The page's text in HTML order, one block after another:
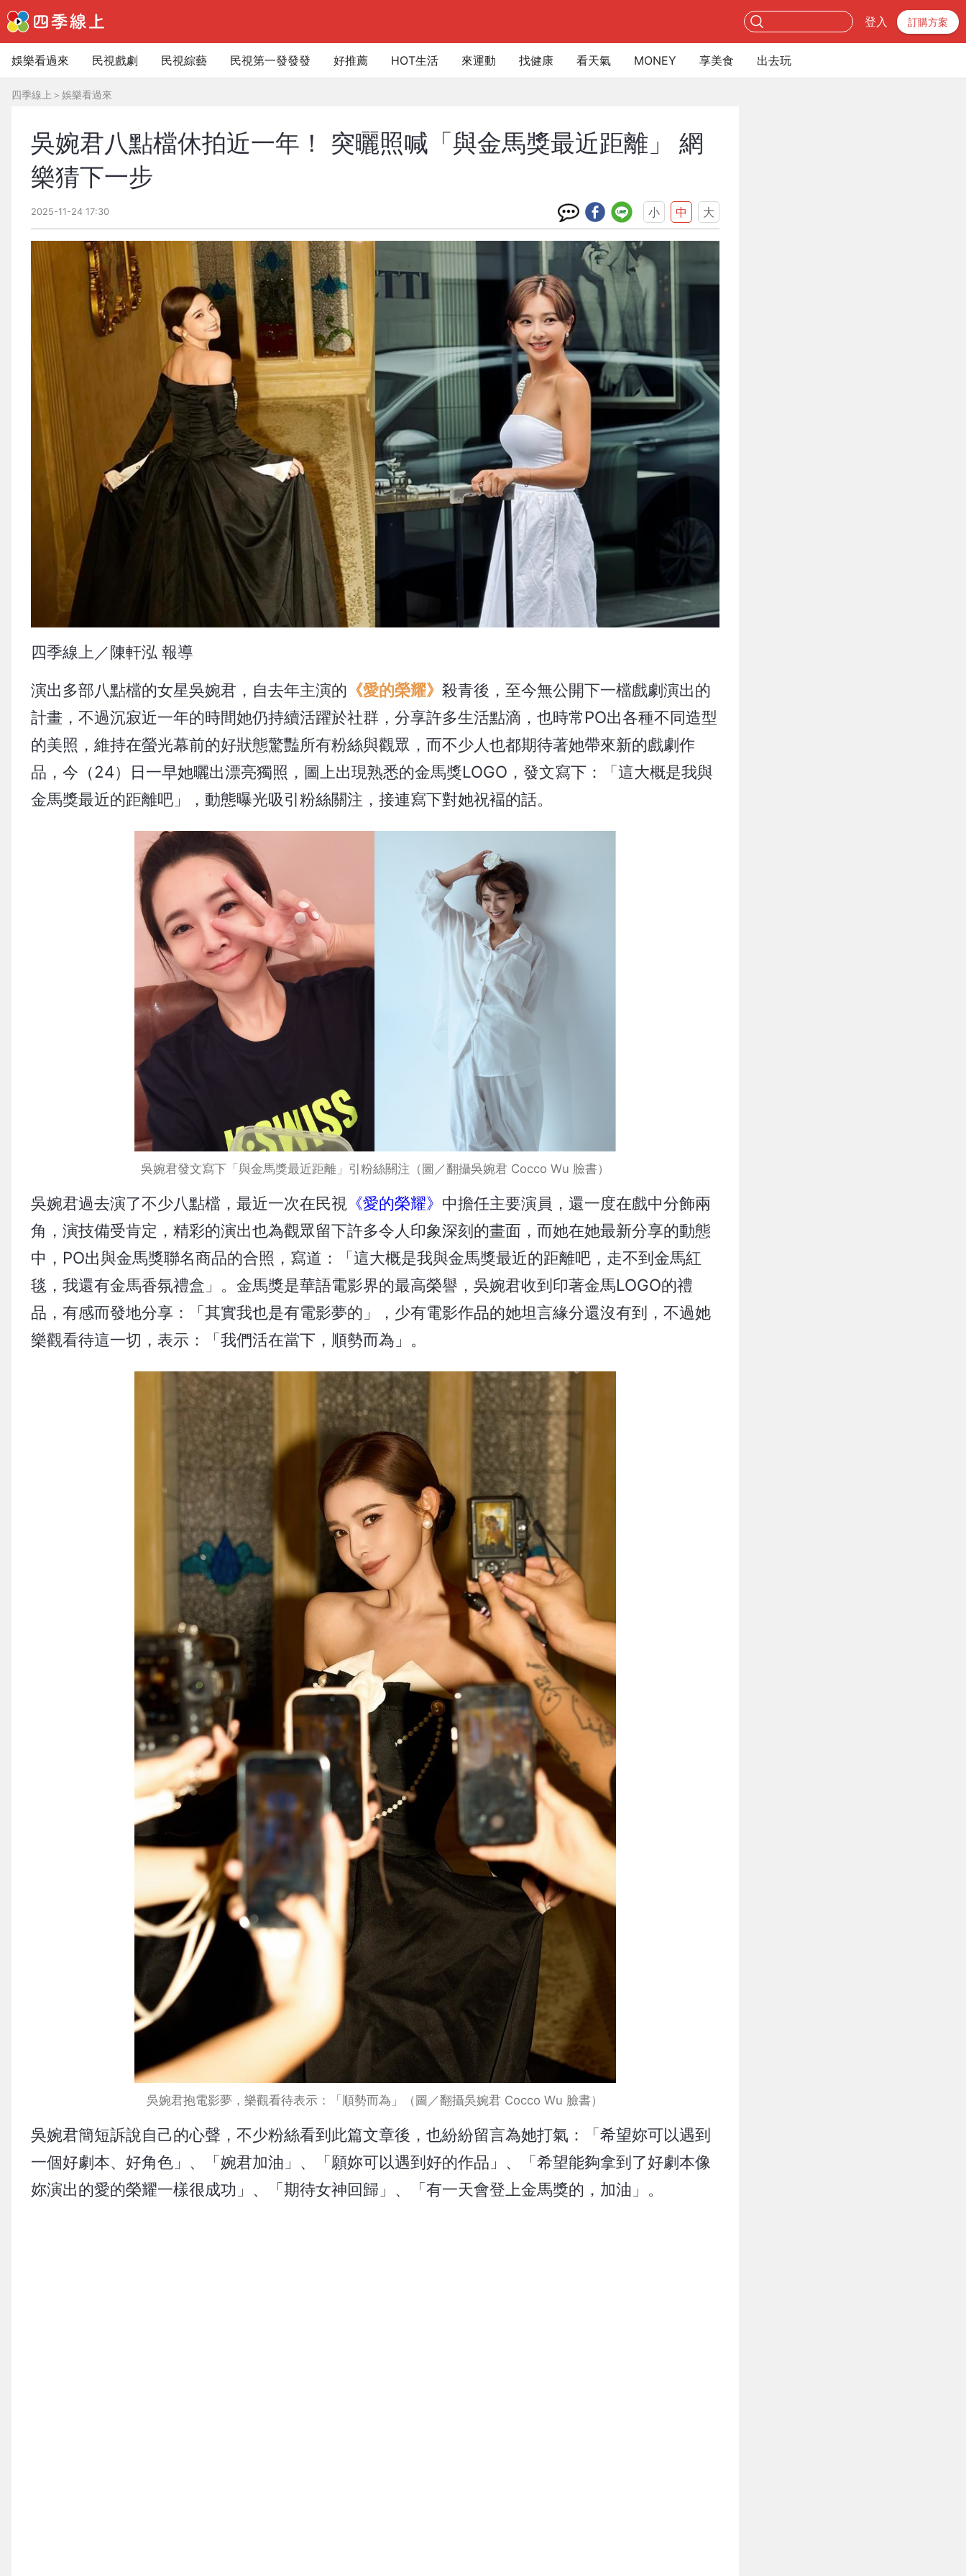
登入 訂購方案
娛樂看過來 民視戲劇 民視綜藝 民視第一發發發 好推薦 HOT生活 來運動 找健康 看天氣 MONEY 享美食 出去玩
四季線上 ＞ 娛樂看過來
吳婉君八點檔休拍近一年！ 突曬照喊「與金馬獎最近距離」 網
樂猜下一步
2025-11-24 17:30 小 中 大
四季線上／陳軒泓 報導
演出多部八點檔的女星吳婉君，自去年主演的 《愛的榮耀》殺青後，至今無公開下一檔戲劇演出的
計畫，不過沉寂近一年的時間她仍持續活躍於社群，分享許多生活點滴，也時常PO出各種不同造型
的美照，維持在螢光幕前的好狀態驚豔所有粉絲與觀眾，而不少人也都期待著她帶來新的戲劇作
品，今（24）日一早她曬出漂亮獨照，圖上出現熟悉的金馬獎LOGO，發文寫下：「這大概是我與
金馬獎最近的距離吧」，動態曝光吸引粉絲關注，接連寫下對她祝褔的話。
吳婉君發文寫下「與金馬獎最近距離」引粉絲關注（圖／翻攝吳婉君 Cocco Wu 臉書）
吳婉君過去演了不少八點檔，最近一次在民視 《愛的榮耀》 中擔任主要演員，還一度在戲中分飾兩
角，演技備受肯定，精彩的演出也為觀眾留下許多令人印象深刻的畫面，而她在她最新分享的動態
中，PO出與金馬獎聯名商品的合照，寫道：「這大概是我與金馬獎最近的距離吧，走不到金馬紅
毯，我還有金馬香氛禮盒」。金馬獎是華語電影界的最高榮譽，吳婉君收到印著金馬LOGO的禮
品，有感而發地分享：「其實我也是有電影夢的」，少有電影作品的她坦言緣分還沒有到，不過她
樂觀看待這一切，表示：「我們活在當下，順勢而為」。
吳婉君抱電影夢，樂觀看待表示：「順勢而為」（圖／翻攝吳婉君 Cocco Wu 臉書）
吳婉君簡短訴說自己的心聲，不少粉絲看到此篇文章後，也紛紛留言為她打氣：「希望妳可以遇到
一個好劇本、好角色」、「婉君加油」、「願妳可以遇到好的作品」、「希望能夠拿到了好劇本像
妳演出的愛的榮耀一樣很成功」、「期待女神回歸」、「有一天會登上金馬獎的，加油」。